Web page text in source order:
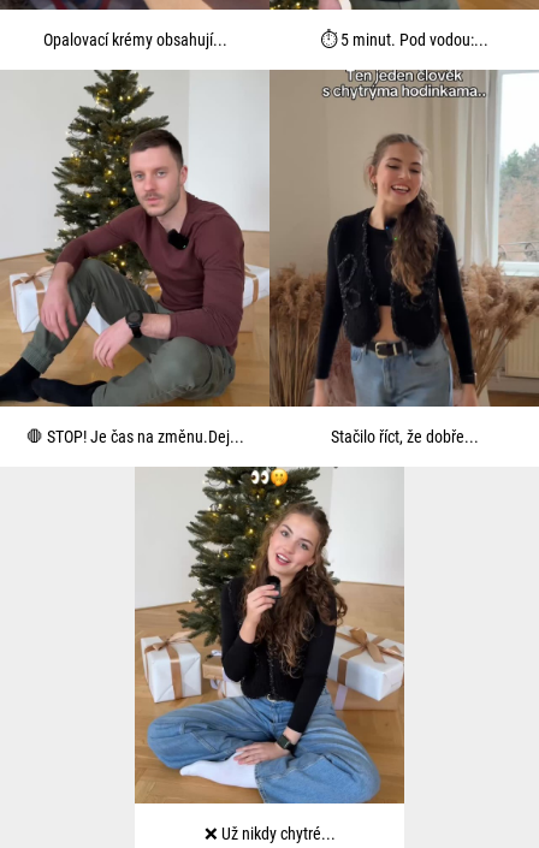
Opalovací krémy obsahují... ⏱️ 5 minut. Pod vodou:...
🛑 STOP! Je čas na změnu.Dej... Stačilo říct, že dobře...
❌ Už nikdy chytré...